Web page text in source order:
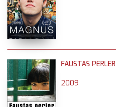
FAUSTAS PERLER
2009